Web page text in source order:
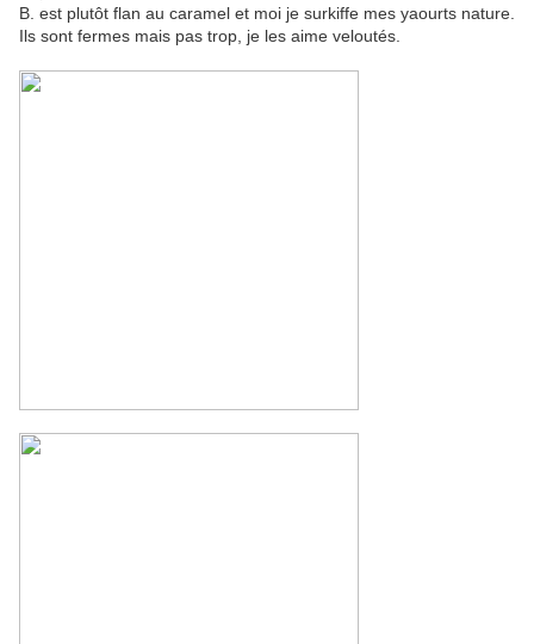
B. est plutôt flan au caramel et moi je surkiffe mes yaourts nature.
Ils sont fermes mais pas trop, je les aime veloutés.